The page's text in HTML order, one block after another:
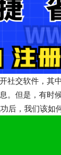
社交软件，其
。但是，有时
后，我们该如